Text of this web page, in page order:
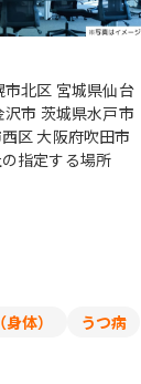
市北区 宮城県仙台
市 茨城県水戸市
区 大阪府吹田市
更の範囲）会社の指定する場所
体）
うつ病